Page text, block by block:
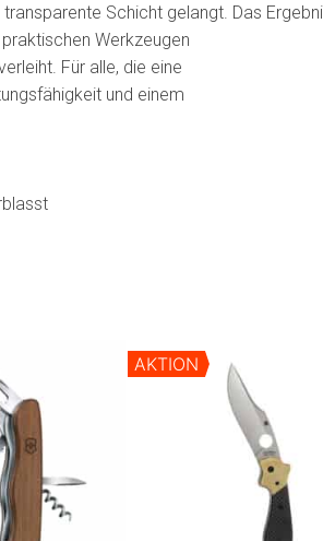
Schicht gelangt. Das
Werkzeugen
Für alle, die eine
und einem
AKTION